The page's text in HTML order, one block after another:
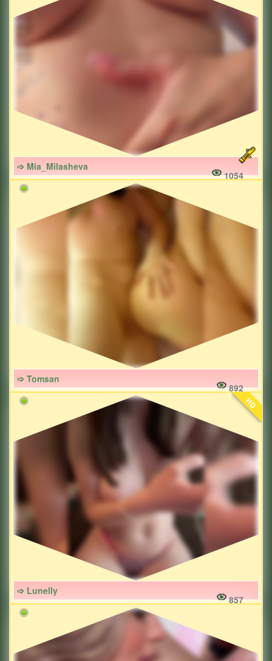
➩ Mia_Milasheva
1054
➩ Tomsan
892
HD
➩ Lunelly
857